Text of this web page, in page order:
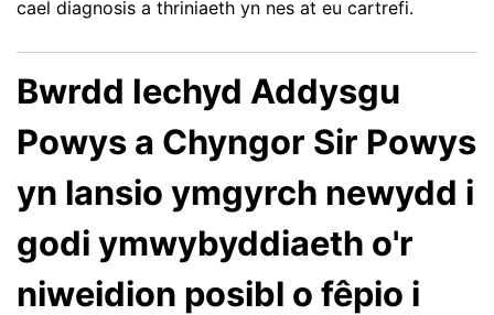
cael diagnosis a thriniaeth yn nes at eu cartrefi.
Bwrdd Iechyd Addysgu
Powys a Chyngor Sir Powys
yn lansio ymgyrch newydd i
godi ymwybyddiaeth o'r
niweidion posibl o fêpio i